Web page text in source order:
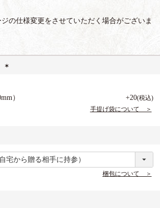
の仕様変更をさせていただく場合がございま
）
+20 税込
手提げ袋について ＞
梱包について ＞